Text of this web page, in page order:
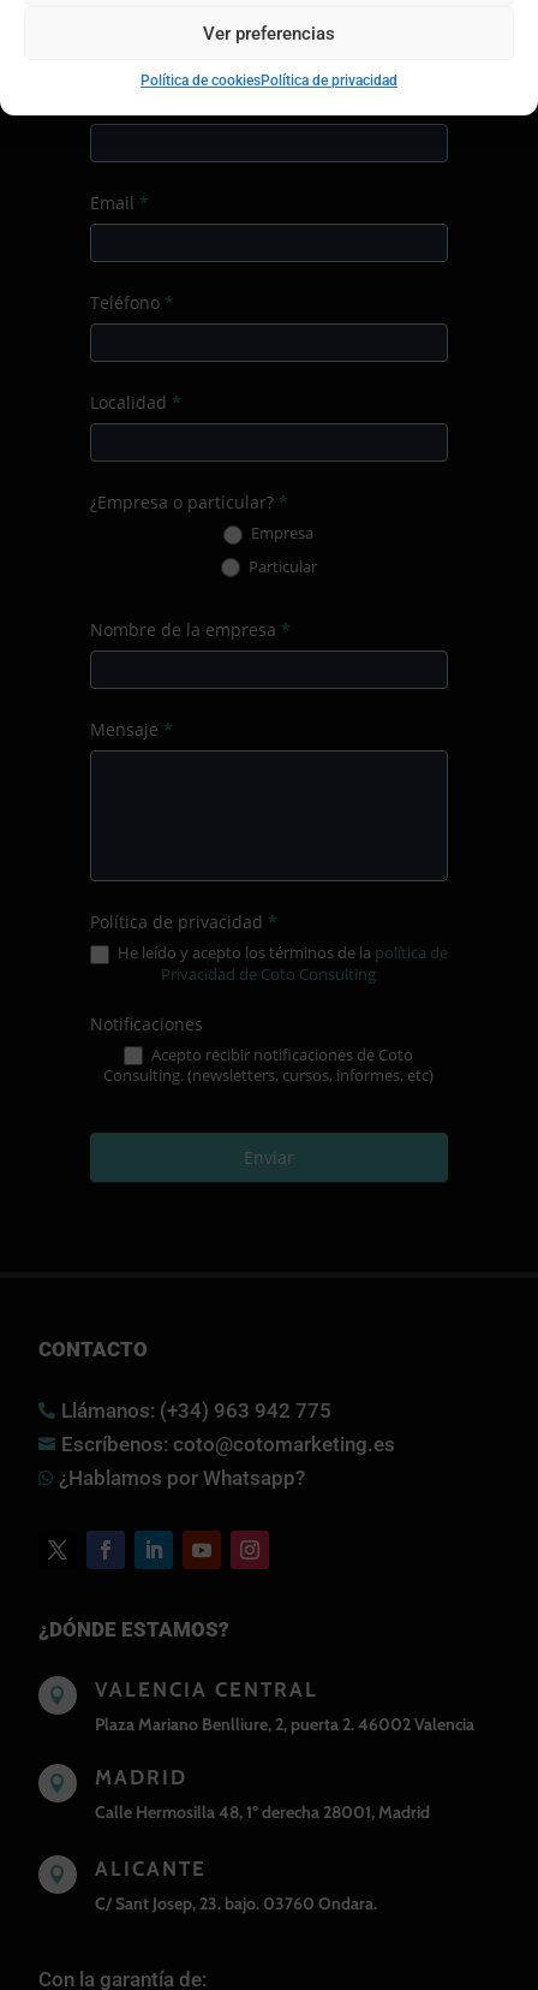
Ver preferencias
Política de cookiesPolítica de privacidad
Email *
Teléfono *
Localidad *
¿Empresa o particular? *
Empresa
Particular
Nombre de la empresa *
Mensaje *
Política de privacidad *
He leído y acepto los términos de la política de
Privacidad de Coto Consulting
Notificaciones
Acepto recibir notificaciones de Coto
Consulting. (newsletters, cursos, informes, etc)
Enviar
CONTACTO
 Llámanos: (+34) 963 942 775
 Escríbenos: coto@cotomarketing.es
 ¿Hablamos por Whatsapp?
¿DÓNDE ESTAMOS?
 VALENCIA CENTRAL
Plaza Mariano Benlliure, 2, puerta 2. 46002 Valencia
 MADRID
Calle Hermosilla 48, 1º derecha 28001, Madrid
 ALICANTE
C/ Sant Josep, 23. bajo. 03760 Ondara.
Con la garantía de: